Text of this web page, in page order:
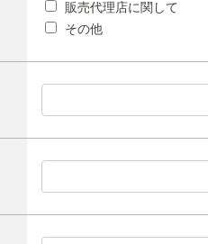
販売代理店に関して
その他